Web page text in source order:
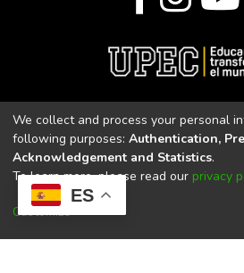
ES
Universidad Politécnica
Universidad Politécnica Estatal del
CACES Resolución N°. 160-
We collect and process your personal
following purposes: Authentication,
Acknowledgement and Statistics.
To learn more, please read our privacy
Customize